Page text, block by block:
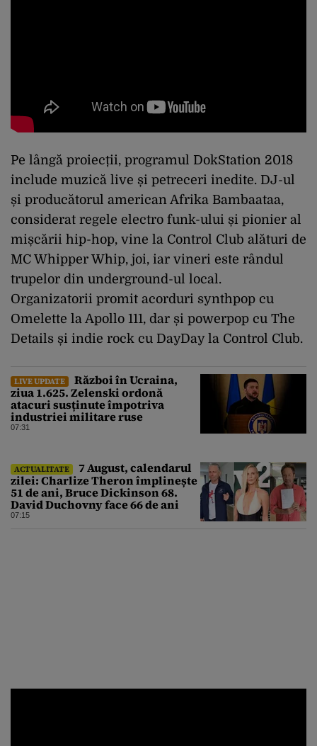
Pe lângă proiecții, programul DokStation 2018
include muzică live și petreceri inedite. DJ-ul
și producătorul american Afrika Bambaataa,
considerat regele electro funk-ului și pionier al
mișcării hip-hop, vine la Control Club alături de
MC Whipper Whip, joi, iar vineri este rândul
trupelor din underground-ul local.
Organizatorii promit acorduri synthpop cu
Omelette la Apollo 111, dar și powerpop cu The
Details și indie rock cu DayDay la Control Club.
LIVE UPDATE
Război în Ucraina,
ziua 1.625. Zelenski ordonă
atacuri susținute împotriva
industriei militare ruse
07:31
ACTUALITATE
7 August, calendarul
zilei: Charlize Theron împlinește
51 de ani, Bruce Dickinson 68.
David Duchovny face 66 de ani
07:15